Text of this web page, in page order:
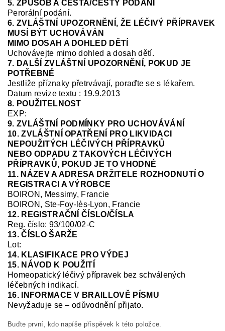
5. ZPŮSOB A CESTA/CESTY PODÁNÍ
Perorální podání.
6. ZVLÁŠTNÍ UPOZORNĚNÍ, ŽE LÉČIVÝ PŘÍPRAVEK
MUSÍ BÝT UCHOVÁVÁN
MIMO DOSAH A DOHLED DĚTÍ
Uchovávejte mimodohled adosah dětí.
7. DALŠÍ ZVLÁŠTNÍ UPOZORNĚNÍ, POKUD JE
POTŘEBNÉ
Jestliže příznaky přetrvávají, poraďte se s lékařem.
Datum revize textu : 19.9.2013
8. POUŽITELNOST
EXP:
9. ZVLÁŠTNÍ PODMÍNKY PRO UCHOVÁVÁNÍ
10. ZVLÁŠTNÍ OPATŘENÍ PRO LIKVIDACI
NEPOUŽITÝCH LÉČIVÝCH PŘÍPRAVKŮ
NEBO ODPADU Z TAKOVÝCH LÉČIVÝCH
PŘÍPRAVKŮ, POKUD JE TO VHODNÉ
11. NÁZEV A ADRESA DRŽITELE ROZHODNUTÍ O
REGISTRACI A VÝROBCE
BOIRON, Messimy, Francie
BOIRON, Ste-Foy- lès-Lyon, Francie
12. REGISTRAČNÍ ČÍSLO/ČÍSLA
Reg. číslo: 93/100/02-C
13. ČÍSLO ŠARŽE
Lot:
14. KLASIFIKACE PRO VÝDEJ
15. NÁVOD K POUŽITÍ
Homeopatický léčivý přípravek bez schválených
léčebných indikací.
16. INFORMACE V BRAILLOVĚ PÍSMU
Nevyžaduje se – odůvodnění přijato.
Buďte první, kdo napíše příspěvek k této položce.